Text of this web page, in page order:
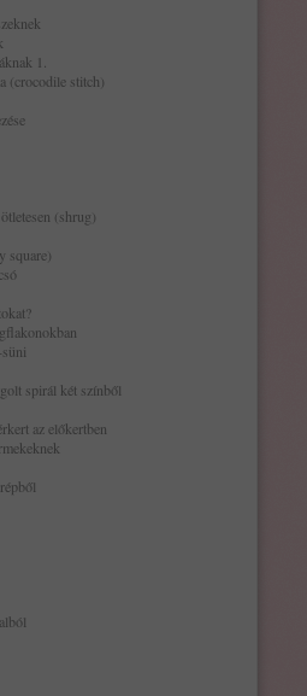
1.
(crocodile stitch)
(shrug)
square)
spirál két színből
az előkertben